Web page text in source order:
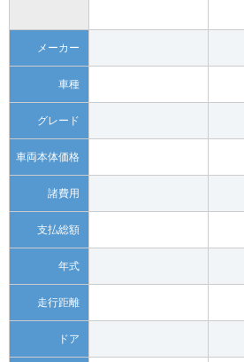
メーカー
車種
グレード
車両本体価格
諸費用
支払総額
年式
走行距離
ドア